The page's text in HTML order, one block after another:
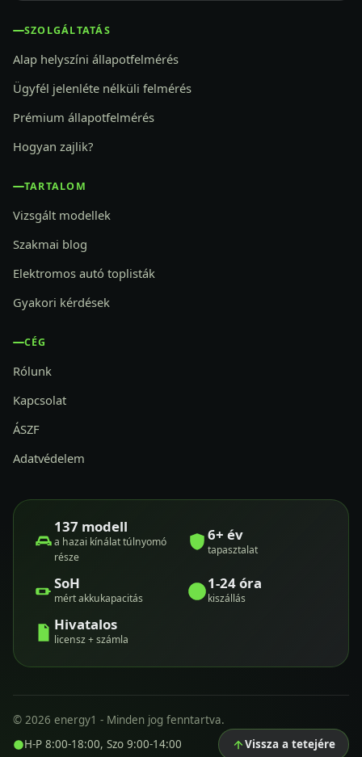
SZOLGÁLTATÁS
Alap helyszíni állapotfelmérés
Ügyfél jelenléte nélküli felmérés
Prémium állapotfelmérés
Hogyan zajlik?
TARTALOM
Vizsgált modellek
Szakmai blog
Elektromos autó toplisták
Gyakori kérdések
CÉG
Rólunk
Kapcsolat
ÁSZF
Adatvédelem
137 modell
a hazai kínálat túlnyomó
része
6+ év
tapasztalat
SoH
mért akkukapacitás
1-24 óra
kiszállás
Hivatalos
licensz + számla
© 2026 energy1 - Minden jog fenntartva.
H-P 8:00-18:00, Szo 9:00-14:00
Vissza a tetejére